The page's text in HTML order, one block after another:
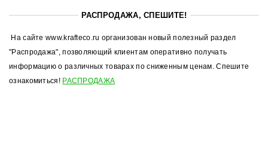
РАСПРОДАЖА, СПЕШИТЕ!
На сайте www.krafteco.ru организован новый полезный раздел
"Распродажа", позволяющий клиентам оперативно получать
информацию о различных товарах по сниженным ценам. Спешите
ознакомиться! РАСПРОДАЖА